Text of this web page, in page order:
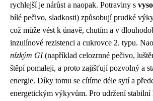
rychlejší je nárůst a naopak. Potraviny s
bílé pečivo, sladkosti) způsobují prudké
což může vést k únavě, chutím a v
inzulínové rezistenci a cukrovce 2. typu.
nízkým GI(například celozrnné pečivo,
štěpí pomaleji, a proto zajišťují pozvolný a
energie. Díky tomu se cítíme déle sytí a
energetickým výkyvům. Pro udržení